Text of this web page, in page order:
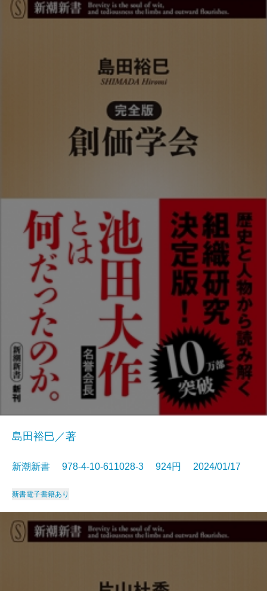
島田裕巳／著
新潮新書 978-4-10-611028-3 924円 2024/01/17
新書電子書籍あり